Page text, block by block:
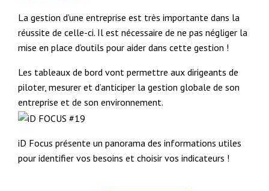
La gestion d’une entreprise est très importante dans la
réussite de celle-ci. Il est nécessaire de ne pas négliger la
mise en place d’outils pour aider dans cette gestion !
Les tableaux de bord vont permettre aux dirigeants de
piloter, mesurer et d’anticiper la gestion globale de son
entreprise et de son environnement.
iD Focus présente un panorama des informations utiles
pour identifier vos besoins et choisir vos indicateurs !